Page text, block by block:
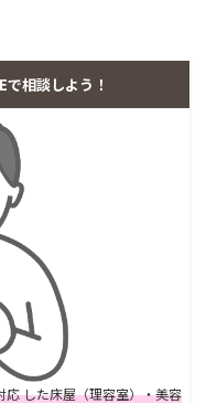
相談しよう！
応 した床屋（理容室）・美容